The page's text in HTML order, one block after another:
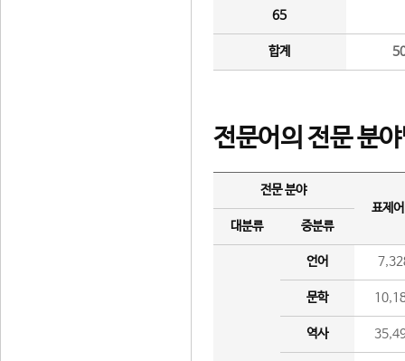
65
합계
전문어의 전문 분
전문 분야
표제
대분류
중분류
언어
문학
역사